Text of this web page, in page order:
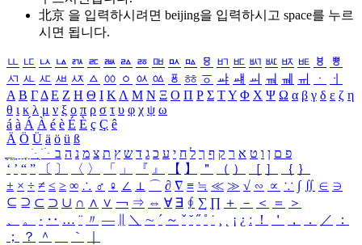
北京 을 입력하시려면 beijing을 입력하시고 space를 누르
시면 됩니다.
ㅥ ㅦ ㅧ ㅨ ㅩ ㅪ ㅫ ㅬ ㅭ ㅮ ㅯ ㅰ ㅱ ㅲ ㅳ ㅴ ㅵ ㅶ ㅷ ㅸ
ㅹ
ㅺ ㅻ ㅼ ㅽ ㅾ ㅿ ㆀ ㆁ ㆂ ㆃ ㆄ ㆅ ㆆ ㆇ ㆈ ㆉ ㆊ ㆋ ㆌ ㆍ
ㆎ
Α Β ΓΔ Ε Ζ Η Θ Ι ΚΛ Μ Ν Ξ Ο Π Ρ Σ ΤΥ Φ Χ Ψ Ω α β γ δ ε ζ η
θ ι κ λ μ ν ξ ο π ρ σ τ υ φ χ ψ ω
á à Á À é è É È ç Ç ê
Ä Ö Ü ä ö ü ß
ִֶֹ ֻּ ׁׂ פ ם ן ו ט א ר ק ף ך ל ח י ע כ ג ד ש ץ ת צ מ נ ה ב
‘ ’ “ ” 〔 〕 〈 〉 「 」 『 』 【 】 ＂ （ ） ［ ］ ｛ ｝
± × ÷ ≠ ≤ ≥ ∞ ∴ ♂ ♀ ∠ ⊥ ⌒ ∂ ∇ ≡ ≒ ≪ ≫ √ ∽ ∝ ∵ ∫ ∬ ∈ ∋
⊆ ⊇ ⊂ ⊃ ∪ ∩ ∧ ∨ ￢ ⇒ ⇔ ∀ ∃ ∮ ∑ ∏ ＋ － ＜ ＝
＞
、
。 · ‥ … ¨ 〃 ― ＼ ∼ ´ ～ ˇ ˘ ˝ ˚ ˙ ¸ ¡ ¿ ː ！ ＇ ， ． ／
：
；
？ ＾ ｀